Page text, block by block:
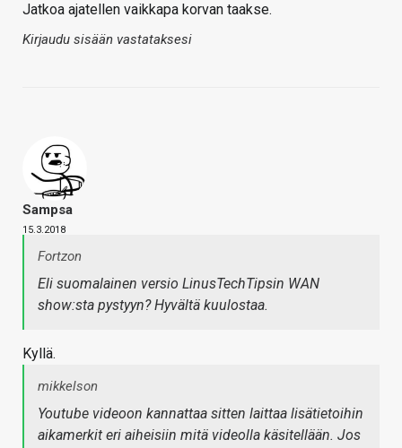
Jatkoa ajatellen vaikkapa korvan taakse.
Kirjaudu sisään vastataksesi
Sampsa
15.3.2018
Fortzon
Eli suomalainen versio LinusTechTipsin WAN
show:sta pystyyn? Hyvältä kuulostaa.
Kyllä.
mikkelson
Youtube videoon kannattaa sitten laittaa lisätietoihin
aikamerkit eri aiheisiin mitä videolla käsitellään. Jos